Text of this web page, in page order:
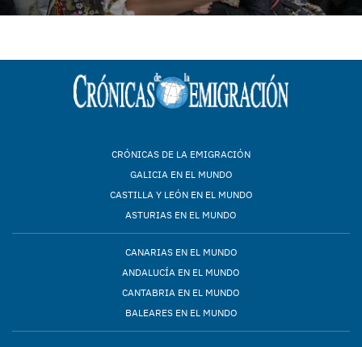
CRÓNICAS DE LA EMIGRACIÓN
GALICIA EN EL MUNDO
CASTILLA Y LEÓN EN EL MUNDO
ASTURIAS EN EL MUNDO
CANARIAS EN EL MUNDO
ANDALUCÍA EN EL MUNDO
CANTABRIA EN EL MUNDO
BALEARES EN EL MUNDO